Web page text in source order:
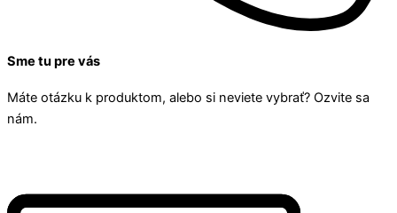
Sme tu pre vás
Máte otázku k produktom, alebo si neviete vybrať? Ozvite sa
nám.